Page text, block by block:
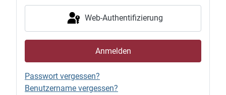
Web-Authentifizierung
Anmelden
Passwort vergessen?
Benutzername vergessen?